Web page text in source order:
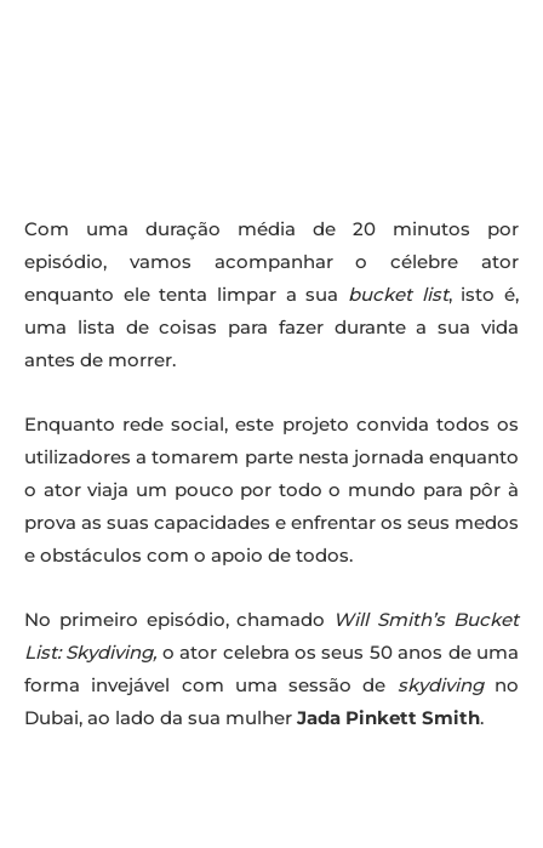
Com uma duração média de 20 minutos por
episódio, vamos acompanhar o célebre ator
enquanto ele tenta limpar a sua bucket list, isto é,
uma lista de coisas para fazer durante a sua vida
antes de morrer.
Enquanto rede social, este projeto convida todos os
utilizadores a tomarem parte nesta jornada enquanto
o ator viaja um pouco por todo o mundo para pôr à
prova as suas capacidades e enfrentar os seus medos
e obstáculos com o apoio de todos.
No primeiro episódio, chamado Will Smith’s Bucket
List: Skydiving, o ator celebra os seus 50 anos de uma
forma invejável com uma sessão de skydivingno
Dubai, ao lado da sua mulher Jada Pinkett Smith.